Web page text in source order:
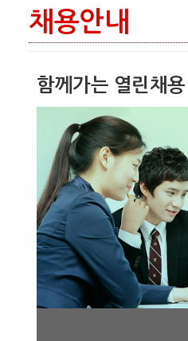
채용안내
함께가는 열린채용